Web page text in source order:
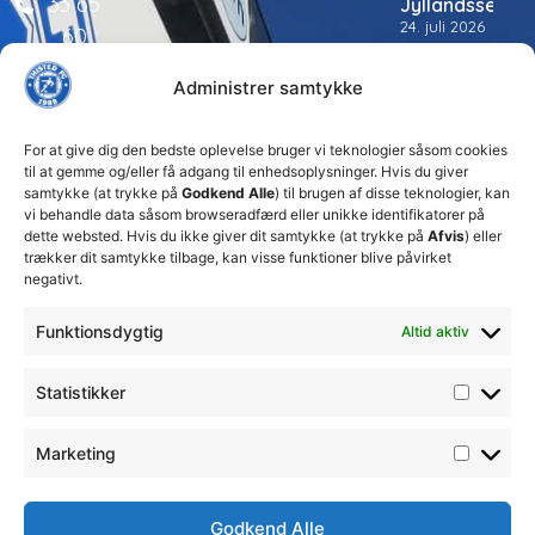
Administrer samtykke
For at give dig den bedste oplevelse bruger vi teknologier såsom cookies
til at gemme og/eller få adgang til enhedsoplysninger. Hvis du giver
samtykke (at trykke på Godkend Alle) til brugen af disse teknologier, kan
vi behandle data såsom browseradfærd eller unikke identifikatorer på
dette websted. Hvis du ikke giver dit samtykke (at trykke på Afvis) eller
trækker dit samtykke tilbage, kan visse funktioner blive påvirket
negativt.
Funktionsdygtig Altid aktiv
Statistikker
Marketing
Godkend Alle
60
Jyllandsserien
24. juli 2026
beslutninger
for at
sikre
klubbens
fremtid
Josefine
træder
20. juni 2026